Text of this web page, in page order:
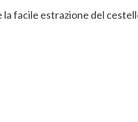
facile estrazione del